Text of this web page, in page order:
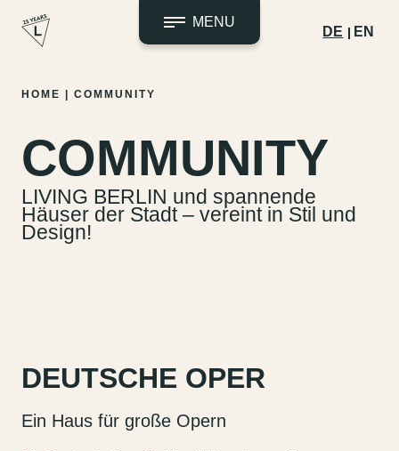
Zum
MENU
DE EN
HOME COMMUNITY
COMMUNITY
LIVING BERLIN und spannende
Häuser der Stadt – vereint in Stil und
Design!
DEUTSCHE OPER
Ein Haus für große Opern